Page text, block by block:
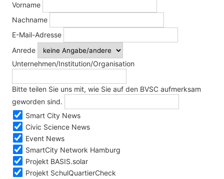
Vorname
Nachname
E-Mail-Adresse
Anrede
Unternehmen/Institution/Organisation
Bitte teilen Sie uns mit, wie Sie auf den BVSC aufmerksam
geworden sind.
Smart City News
Civic Science News
Event News
SmartCity Network Hamburg
Projekt BASIS.solar
Projekt SchulQuartierCheck